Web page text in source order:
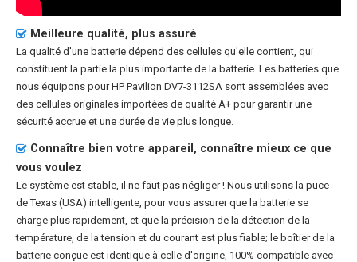
Meilleure qualité, plus assuré
La qualité d'une batterie dépend des cellules qu'elle contient, qui
constituent la partie la plus importante de la batterie. Les batteries que
nous équipons pour HP Pavilion DV7-3112SA sont assemblées avec
des cellules originales importées de qualité A+ pour garantir une
sécurité accrue et une durée de vie plus longue.
Connaître bien votre appareil, connaître mieux ce que
vous voulez
Le système est stable, il ne faut pas négliger ! Nous utilisons la puce
de Texas (USA) intelligente, pour vous assurer que la batterie se
charge plus rapidement, et que la précision de la détection de la
température, de la tension et du courant est plus fiable; le boîtier de la
batterie conçue est identique à celle d'origine, 100% compatible avec